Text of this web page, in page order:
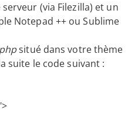
(via Filezilla) et un
Notepad ++ ou Sublime
situé dans votre thème
suite le code suivant :